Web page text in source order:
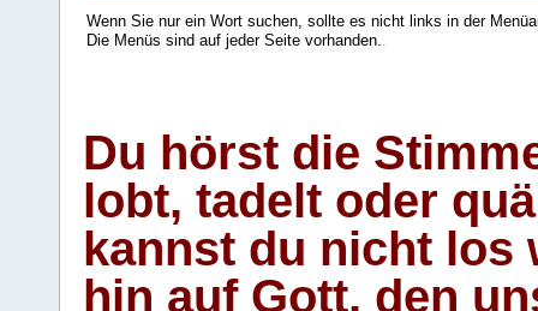
Wenn Sie nur ein Wort suchen, sollte es nicht links in der
Die Menüs sind auf jeder Seite vorhanden.
Du hörst die
lobt, tadelt oder
kannst du nicht los
hin auf Gott, den